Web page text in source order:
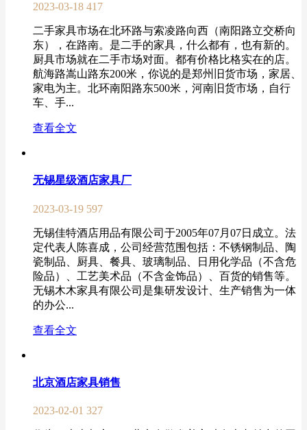
2023-03-18 417
二手家具市场在北环路与索凌路向西（南阳路立交桥向
东），在路南。是二手的家具，什么都有，也有新的。
厨具市场就在二手市场对面。都有价格比格实在的店。
航海路嵩山路东200米，你说的是郑州旧货市场，家居、
家电为主。北环南阳路东500米，河南旧货市场，自行
车、手...
查看全文
无锡星级酒店家具厂
2023-03-19 597
无锡佳特酒店用品有限公司于2005年07月07日成立。法
定代表人陈喜成，公司经营范围包括：不锈钢制品、陶
瓷制品、厨具、餐具、玻璃制品、日用化学品（不含危
险品）、工艺美术品（不含金饰品）、百货的销售等。
无锡木木家具有限公司是集研发设计、生产销售为一体
的办公...
查看全文
北京酒店家具销售
2023-02-01 327